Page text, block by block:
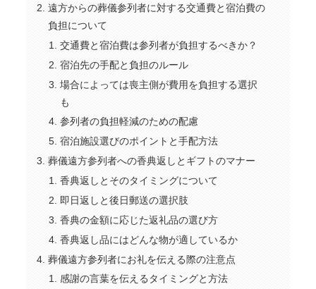
遠方からの葬儀参列者に対する交通費と宿泊費の
負担について
交通費と宿泊費は参列者が負担するべきか？
宿泊先の手配と負担のルール
場合によっては喪主側が費用を負担する選択
も
参列者の負担軽減のための配慮
宿泊施設選びのポイントと手配方法
葬儀遠方参列者への香典返しとギフトのマナー
香典返しとそのタイミングについて
即日返しと後日郵送の選択肢
香典の金額に応じた返礼品の選び方
香典返し品にはどんな物が適しているか
葬儀遠方参列者にお礼を伝える際の注意点
感謝の言葉を伝えるタイミングと方法